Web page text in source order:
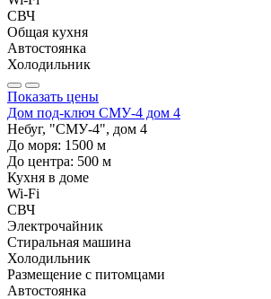
СВЧ
Общая кухня
Автостоянка
Холодильник
Показать цены
Дом под-ключ СМУ-4 дом 4
Небуг, "СМУ-4", дом 4
До моря: 1500 м
До центра: 500 м
Кухня в доме
Wi-Fi
СВЧ
Электрочайник
Стиральная машина
Холодильник
Размещение с питомцами
Автостоянка